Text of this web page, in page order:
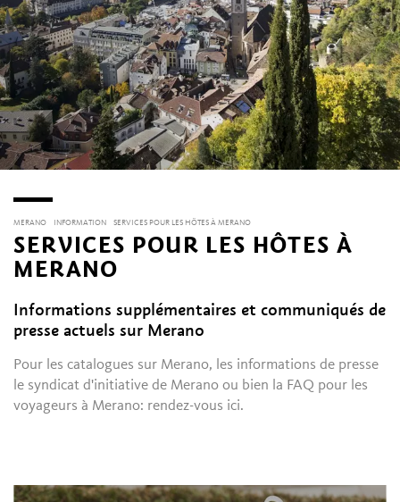
MERANO INFORMATION SERVICES POUR LES HÔTES À MERANO
SERVICES POUR LES HÔTES À
MERANO
Informations supplémentaires et communiqués de
presse actuels sur Merano
Pour les catalogues sur Merano, les informations de presse
le syndicat d'initiative de Merano ou bien la FAQ pour les
voyageurs à Merano: rendez-vous ici.